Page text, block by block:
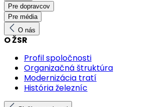
Pre dopravcov
Pre média
O nás
O ŽSR
Profil spoločnosti
Organizačná štruktúra
Modernizácia tratí
História železníc